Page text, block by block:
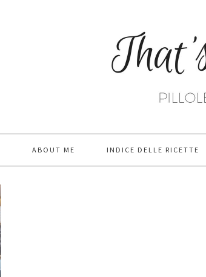
ABOUT ME INDICE DELLE RICETTE